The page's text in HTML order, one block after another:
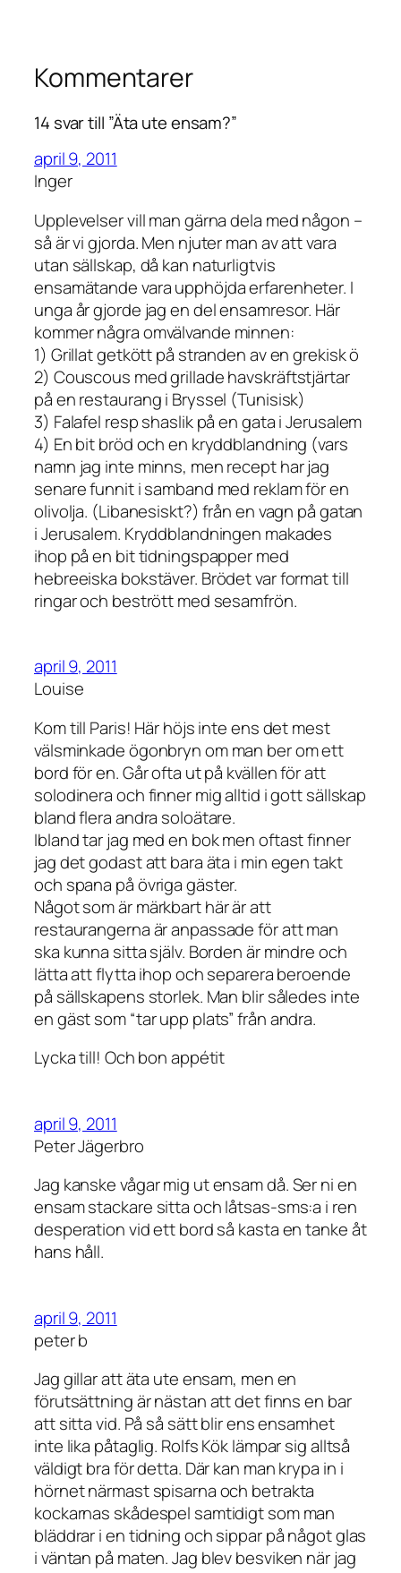
Kommentarer
14 svar till ”Äta ute ensam?”
april 9, 2011
Inger
Upplevelser vill man gärna dela med någon –
så är vi gjorda. Men njuter man av att vara
utan sällskap, då kan naturligtvis
ensamätande vara upphöjda erfarenheter. I
unga år gjorde jag en del ensamresor. Här
kommer några omvälvande minnen:
1) Grillat getkött på stranden av en grekisk ö
2) Couscous med grillade havskräftstjärtar
på en restaurang i Bryssel (Tunisisk)
3) Falafel resp shaslik på en gata i Jerusalem
4) En bit bröd och en kryddblandning (vars
namn jag inte minns, men recept har jag
senare funnit i samband med reklam för en
olivolja. (Libanesiskt?) från en vagn på gatan
i Jerusalem. Kryddblandningen makades
ihop på en bit tidningspapper med
hebreeiska bokstäver. Brödet var format till
ringar och bestrött med sesamfrön.
april 9, 2011
Louise
Kom till Paris! Här höjs inte ens det mest
välsminkade ögonbryn om man ber om ett
bord för en. Går ofta ut på kvällen för att
solodinera och finner mig alltid i gott sällskap
bland flera andra soloätare.
Ibland tar jag med en bok men oftast finner
jag det godast att bara äta i min egen takt
och spana på övriga gäster.
Något som är märkbart här är att
restaurangerna är anpassade för att man
ska kunna sitta själv. Borden är mindre och
lätta att flytta ihop och separera beroende
på sällskapens storlek. Man blir således inte
en gäst som “tar upp plats” från andra.
Lycka till! Och bon appétit
april 9, 2011
Peter Jägerbro
Jag kanske vågar mig ut ensam då. Ser ni en
ensam stackare sitta och låtsas-sms:a i ren
desperation vid ett bord så kasta en tanke åt
hans håll.
april 9, 2011
peter b
Jag gillar att äta ute ensam, men en
förutsättning är nästan att det finns en bar
att sitta vid. På så sätt blir ens ensamhet
inte lika påtaglig. Rolfs Kök lämpar sig alltså
väldigt bra för detta. Där kan man krypa in i
hörnet närmast spisarna och betrakta
kockarnas skådespel samtidigt som man
bläddrar i en tidning och sippar på något glas
i väntan på maten. Jag blev besviken när jag